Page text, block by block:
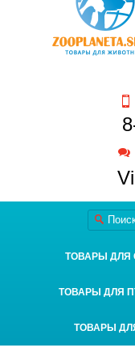
ТОВАРЫ ДЛЯ
ТОВАРЫ ДЛЯ
ТОВАРЫ